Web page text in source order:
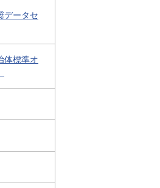
データセ
体標準オ